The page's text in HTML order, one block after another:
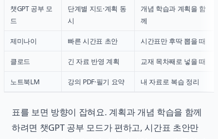
챗GPT 공부 모
드
단계별 지도·계획 동
시
개념 학습과 계획을 함
께
제미나이 빠른 시간표 초안 시간표만 후딱 뽑을 때
클로드 긴 자료 반영 계획 교재 목차째로 넣을 때
노트북LM 강의 PDF·필기 요약 내 자료로 복습 정리
표를 보면 방향이 잡혀요. 계획과 개념 학습을 함께
하려면 챗GPT 공부 모드가 편하고, 시간표 초안만